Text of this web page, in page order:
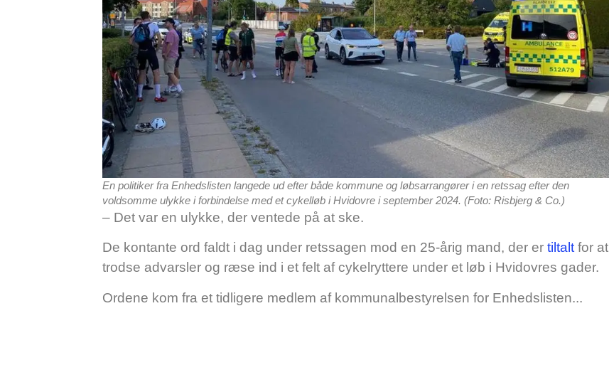
En politiker fra Enhedslisten langede ud efter både kommune og løbsarrangører i en retssag efter den
voldsomme ulykke i forbindelse med et cykelløb i Hvidovre i september 2024. (Foto: Risbjerg & Co.)
– Det var en ulykke, der ventede på at ske.
De kontante ord faldt i dag under retssagen mod en 25-årig mand, der ertiltaltfor at
trodse advarsler og ræse ind i et felt af cykelryttere under et løb i Hvidovres gader.
Ordene kom fra et tidligere medlem af kommunalbestyrelsen for Enhedslisten...